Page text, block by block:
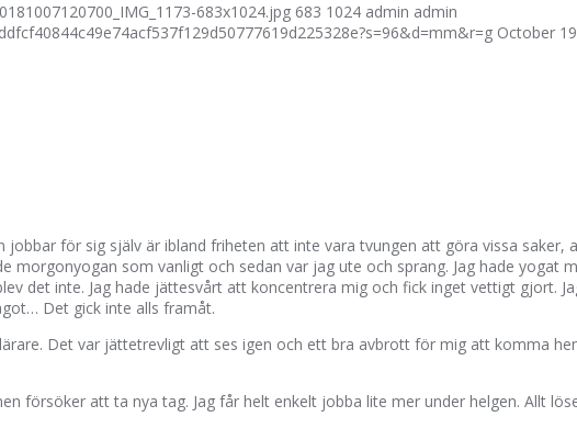
683x1024.jpg 683 1024 admin admin
October
för sig själv är ibland friheten att inte vara tvungen att göra vissa saker,
morgonyogan som vanligt och sedan var jag ute och sprang. Jag hade yogat
det inte. Jag hade jättesvårt att koncentrera mig och fick inget vettigt gjort.
Det gick inte alls framåt.
Det var jättetrevligt att ses igen och ett bra avbrott för mig att komma
försöker att ta nya tag. Jag får helt enkelt jobba lite mer under helgen. Allt